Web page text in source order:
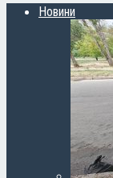
Новини